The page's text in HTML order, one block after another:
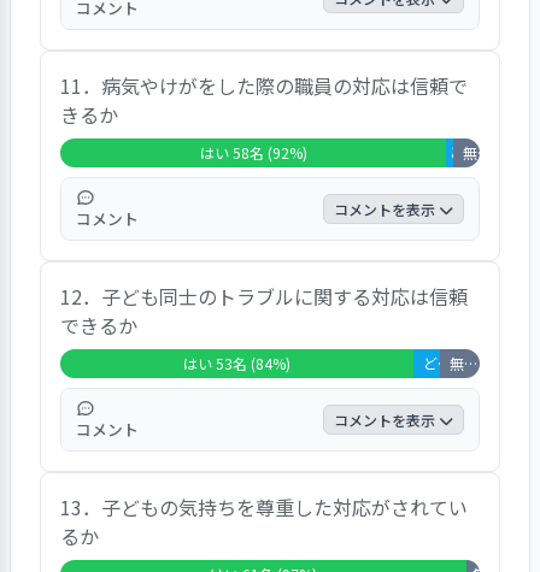
に保たれています」という声が寄せられてい
た。
コメント
「はい」の回答は90.5%、「どちらともいえ
ない」の回答は6.3%、「いいえ」の回答は
3.2%であった｡ 自由意見では、「言葉がきつ
い職員がいます」という意見が寄せられてい
た。
11．病気やけがをした際の職員の対応は信頼で
きるか
はい 58名 (92%) どちらとも
無回答・非該当 4名 (6%)
コメント コメントを表示
「はい」の回答は92.1%、「どちらともいえ
ない」の回答は1.6%、「無回答・非該当」
の回答は6.3%であった｡ 自由意見では、「病
気になったとき、登園可否の指示が曖昧で困
ります」という意見が寄せられていた。
12．子ども同士のトラブルに関する対応は信頼
できるか
はい 53名 (84%) どちらともいえない 4名 (6%) 無回答・非該当 6名 (10%)
コメント コメントを表示
「はい」の回答は84.1%、「どちらともいえ
ない」の回答は6.3%、「無回答・非該当」
の回答は9.5%であった｡ 自由意見では、「相
13．子どもの気持ちを尊重した対応がされてい
るか